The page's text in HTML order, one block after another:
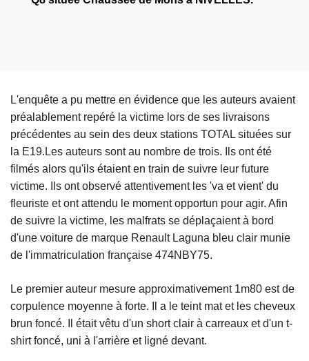
L'enquête a pu mettre en évidence que les auteurs avaient
préalablement repéré la victime lors de ses livraisons
précédentes au sein des deux stations TOTAL situées sur
la E19.Les auteurs sont au nombre de trois. Ils ont été
filmés alors qu'ils étaient en train de suivre leur future
victime. Ils ont observé attentivement les 'va et vient' du
fleuriste et ont attendu le moment opportun pour agir. Afin
de suivre la victime, les malfrats se déplaçaient à bord
d'une voiture de marque Renault Laguna bleu clair munie
de l'immatriculation française 474NBY75.
Le premier auteur mesure approximativement 1m80 est de
corpulence moyenne à forte. Il a le teint mat et les cheveux
brun foncé. Il était vêtu d'un short clair à carreaux et d'un t-
shirt foncé, uni à l'arrière et ligné devant.